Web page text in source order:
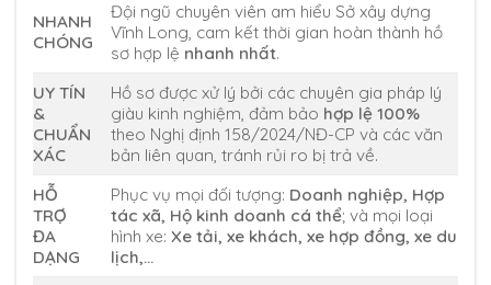
NHANH
CHÓNG
Đội ngũ chuyên viên am hiểu Sở xây dựng
Vĩnh Long, cam kết thời gian hoàn thành hồ
sơ hợp lệ nhanh nhất.
UY TÍN
&
CHUẨN
XÁC
Hồ sơ được xử lý bởi các chuyên gia pháp lý
giàu kinh nghiệm, đảm bảo hợp lệ 100%
theo Nghị định 158/2024/NĐ-CP và các văn
bản liên quan, tránh rủi ro bị trả về.
HỖ
TRỢ
ĐA
DẠNG
Phục vụ mọi đối tượng: Doanh nghiệp, Hợp
tác xã, Hộ kinh doanh cá thể; và mọi loại
hình xe: Xe tải, xe khách, xe hợp đồng, xe du
lịch,…